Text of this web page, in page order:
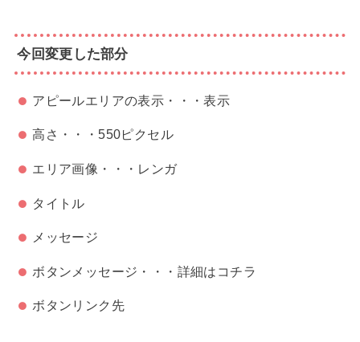
今回変更した部分
アピールエリアの表示・・・表示
高さ・・・550ピクセル
エリア画像・・・レンガ
タイトル
メッセージ
ボタンメッセージ・・・詳細はコチラ
ボタンリンク先